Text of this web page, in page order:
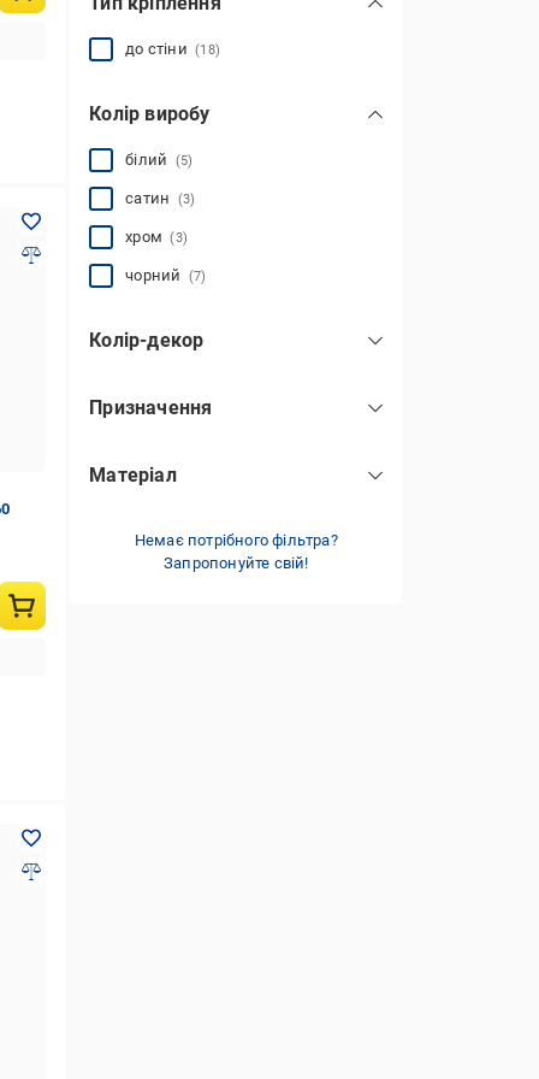
до стіни(18)
Колір виробу
білий (5)
сатин (3)
хром(3)
чорний (7)
Колір-декор
нікель(3)
чорний
Призначення
для кухні
для передпокою (18)
Матеріал
Немає потрібного фільтра?
Запропонуйте свій!